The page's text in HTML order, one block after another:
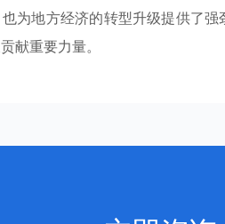
为地方经济的转型升级提供了
献重要力量。